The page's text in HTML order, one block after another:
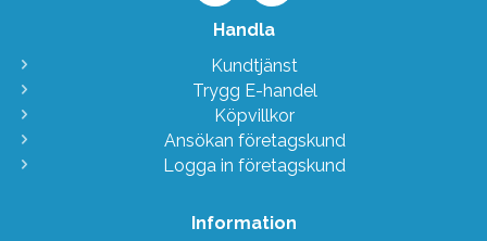
Handla
Kundtjänst
Trygg E-handel
Köpvillkor
Ansökan företagskund
Logga in företagskund
Information